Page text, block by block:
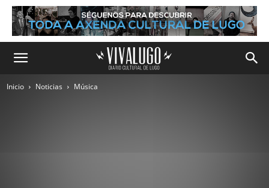
Inicio Noticias Música